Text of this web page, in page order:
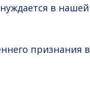
в нашей
признания в